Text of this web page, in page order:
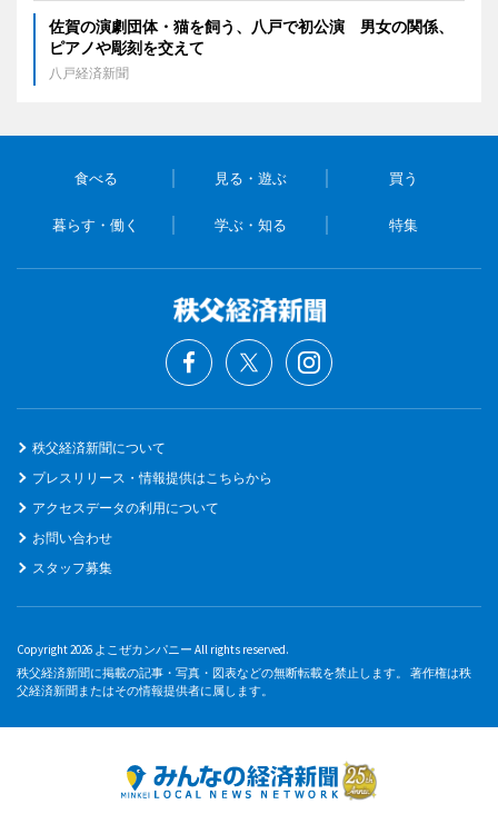
佐賀の演劇団体・猫を飼う、八戸で初公演 男女の関係、
ピアノや彫刻を交えて
八戸経済新聞
食べる 見る・遊ぶ 買う
暮らす・働く 学ぶ・知る 特集
秩父経済新聞について
プレスリリース・情報提供はこちらから
アクセスデータの利用について
お問い合わせ
スタッフ募集
Copyright 2026 よこぜカンパニー All rights reserved.
秩父経済新聞に掲載の記事・写真・図表などの無断転載を禁止します。 著作権は秩
父経済新聞またはその情報提供者に属します。